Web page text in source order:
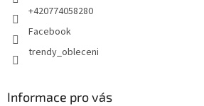
+420774058280
Facebook
trendy_obleceni
Informace pro vás